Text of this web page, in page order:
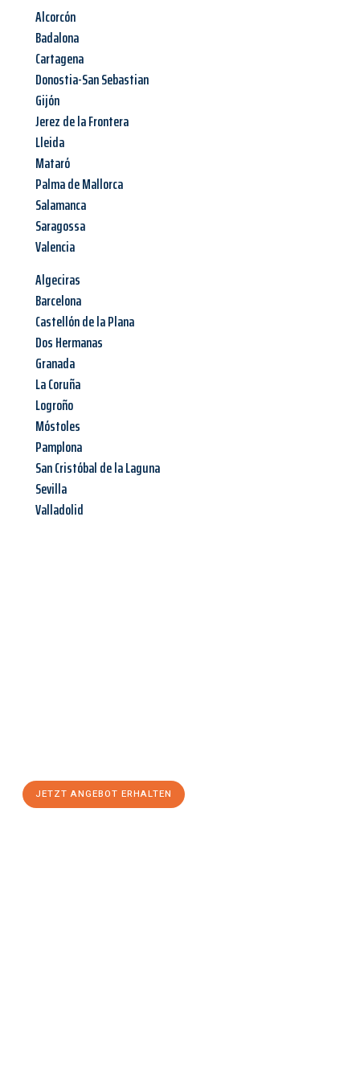
Alcorcón
Badalona
Cartagena
Donostia-San Sebastian
Gijón
Jerez de la Frontera
Lleida
Mataró
Palma de Mallorca
Salamanca
Saragossa
Valencia
Algeciras
Barcelona
Castellón de la Plana
Dos Hermanas
Granada
La Coruña
Logroño
Móstoles
Pamplona
San Cristóbal de la Laguna
Sevilla
Valladolid
JETZT ANGEBOT ERHALTEN